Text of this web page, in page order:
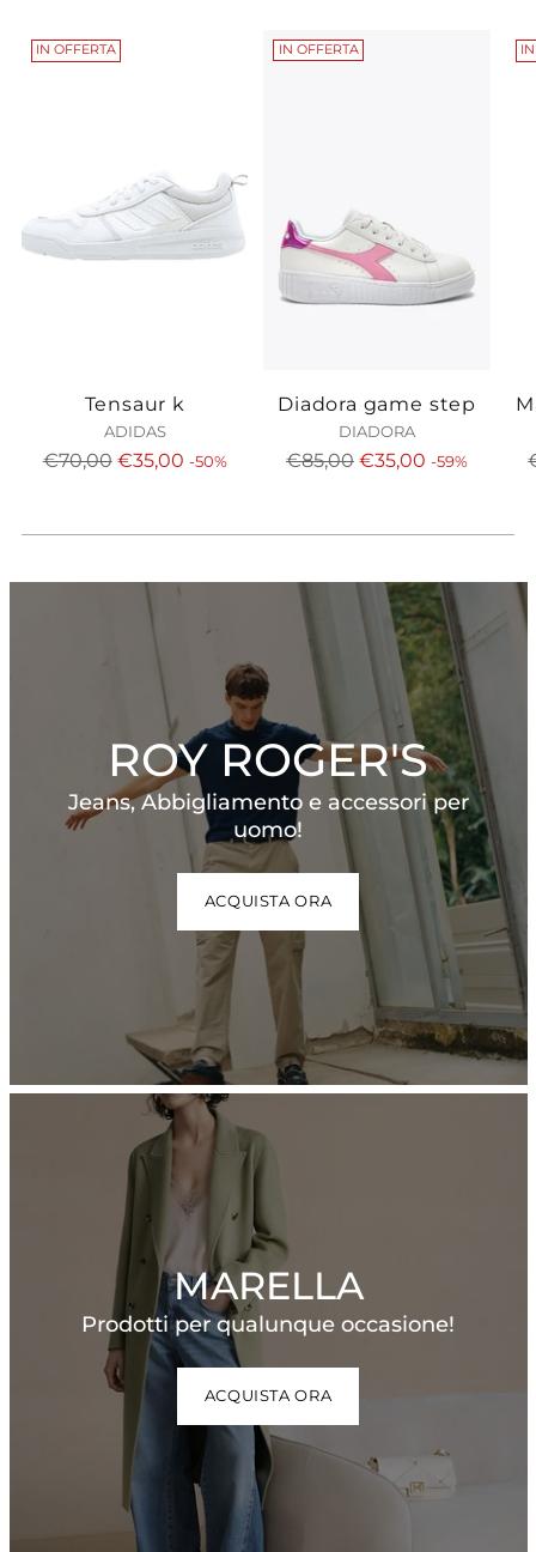
IN OFFERTA
Tensaur k
ADIDAS
Prezzo
€70,00 €35,00 -50%
IN OFFERTA
Diadora game step
DIADORA
Prezzo
€85,00 €35,00 -59%
ROY ROGER'S
Jeans, Abbigliamento e accessori per
uomo!
ACQUISTA ORA
MARELLA
Prodotti per qualunque occasione!
ACQUISTA ORA